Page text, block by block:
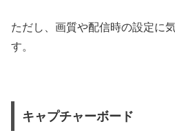
ただし、画質や配信時の設定に
す。
キャプチャーボード